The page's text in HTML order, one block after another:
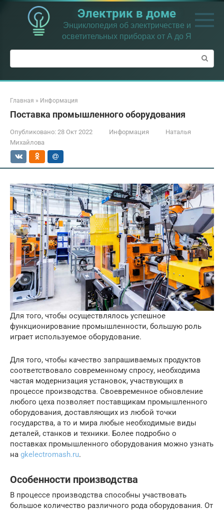
Перейти
контенту
Электрик в доме
Энциклопедия об электричестве и
осветительных приборах от А до Я
Поиск:
Главная » Информация
Поставка промышленного оборудования
Опубликовано: 28 Окт 2022 Информация
Наталья
Михайлова
Для того, чтобы осуществлялось успешное
функционирование промышленности, большую роль
играет используемое оборудование.
Для того, чтобы качество запрашиваемых продуктов
соответствовало современному спросу, необходима
частая модернизация установок, участвующих в
процессе производства. Своевременное обновление
любого цеха позволяет поставщикам промышленного
оборудования, доставляющих из любой точки
государства, а то и мира любые необходимые виды
деталей, станков и техники. Более подробно о
поставках промышленного оборудования можно узнать
на gkelectromash.ru.
Особенности производства
В процессе производства способны участвовать
большое количество различного рода оборудования. От